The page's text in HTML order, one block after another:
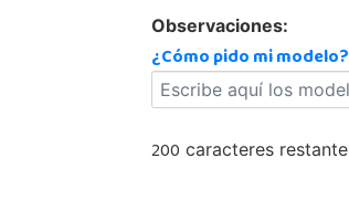
Observaciones:
¿Cómo pido mi modelo?
200 caracteres